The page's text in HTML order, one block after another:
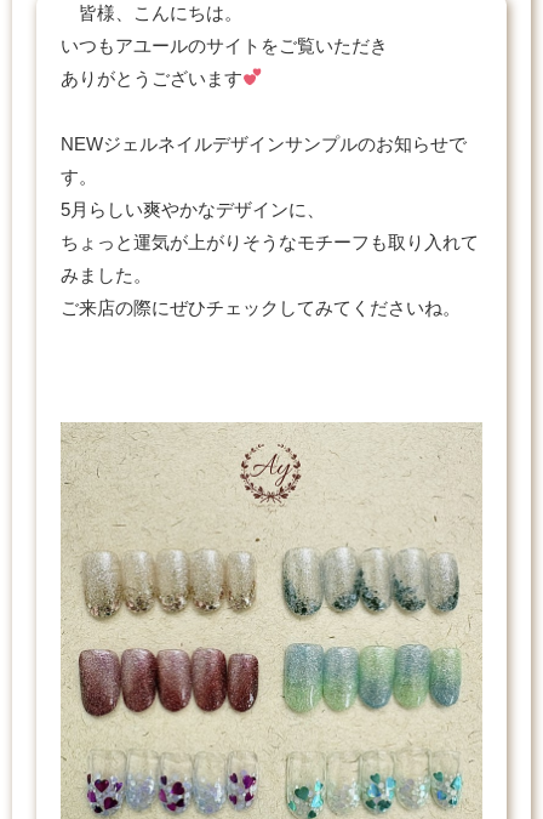
皆様、こんにちは。
いつもアユールのサイトをご覧いただき
ありがとうございます
NEWジェルネイルデザインサンプルのお知らせで
す。
5月らしい爽やかなデザインに、
ちょっと運気が上がりそうなモチーフも取り入れて
みました。
ご来店の際にぜひチェックしてみてくださいね。